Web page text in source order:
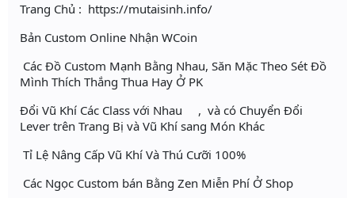
Trang Chủ : https://mutaisinh.info/
Bản Custom Online Nhận WCoin
Các Đồ Custom Mạnh Bằng Nhau, Săn Mặc Theo Sét Đồ
Mình Thích Thắng Thua Hay Ở PK
Đổi Vũ Khí Các Class với Nhau , và có Chuyển Đổi
Lever trên Trang Bị và Vũ Khí sang Món Khác
Tỉ Lệ Nâng Cấp Vũ Khí Và Thú Cưỡi 100%
Các Ngọc Custom bán Bằng Zen Miễn Phí Ở Shop